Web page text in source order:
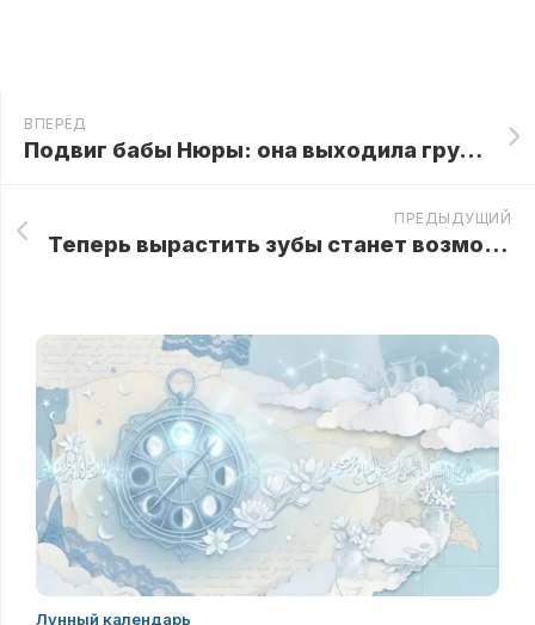
ВПЕРЁД
Подвиг бабы Нюры: она выходила грудничка, найденного в хлеву
ПРЕДЫДУЩИЙ
Теперь вырастить зубы станет возможным в любом возрасте
Лунный календарь